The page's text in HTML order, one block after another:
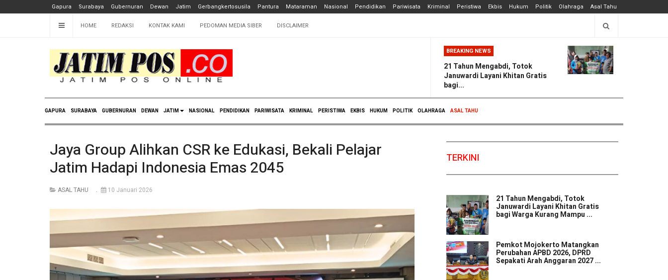
Gapura Surabaya Gubernuran Dewan Jatim Gerbangkertosusila Pantura Mataraman Nasional Pendidikan Pariwisata Kriminal Peristiwa Ekbis Hukum Politik Olahraga Asal Tahu
HOME REDAKSI KONTAK KAMI PEDOMAN MEDIA SIBER DISCLAIMER
BREAKING NEWS
21 Tahun Mengabdi, Totok
Januwardi Layani Khitan Gratis
bagi...
GAPURA SURABAYA GUBERNURAN DEWAN JATIM NASIONAL PENDIDIKAN PARIWISATA KRIMINAL PERISTIWA EKBIS HUKUM POLITIK OLAHRAGA ASAL TAHU
Jaya Group Alihkan CSR ke Edukasi, Bekali Pelajar
Jatim Hadapi Indonesia Emas 2045
ASAL TAHU 10 Januari 2026
TERKINI
21 Tahun Mengabdi, Totok
Januwardi Layani Khitan Gratis
bagi Warga Kurang Mampu ...
Pemkot Mojokerto Matangkan
Perubahan APBD 2026, DPRD
Sepakati Arah Anggaran 2027 ...